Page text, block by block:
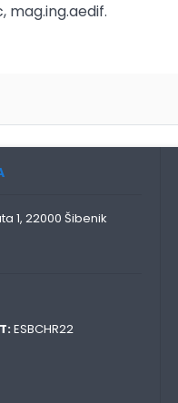
mag.ing.aedif.
1, 22000 Šibenik
ESBCHR22